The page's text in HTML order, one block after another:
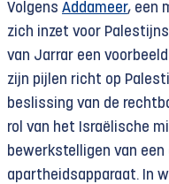
Volgens Addameer, een
zich inzet voor
van Jarrar een
zijn pijlen richt op
beslissing van de
rol van het Israëlische
bewerkstelligen van
apartheidsapparaat. In